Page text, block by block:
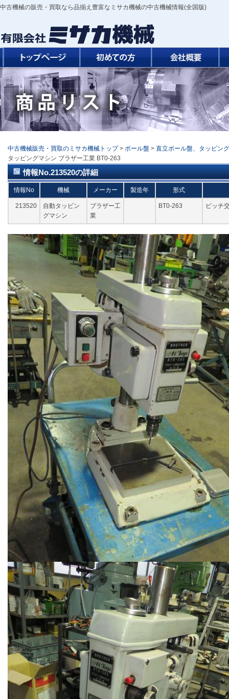
中古機械の販売・買取なら品揃え豊富なミサカ機械の中古機械情報(全国版)
中古機械販売・買取のミサカ機械トップ > ボール盤 > 直立ボール盤、タッピン
タッピングマシン ブラザー工業 BT0-263
情報No.213520の詳細
情報No 機械 メーカー 製造年 形式
213520
自動タッピン
グマシン
ブラザー工
業
BT0-263 ピッチ